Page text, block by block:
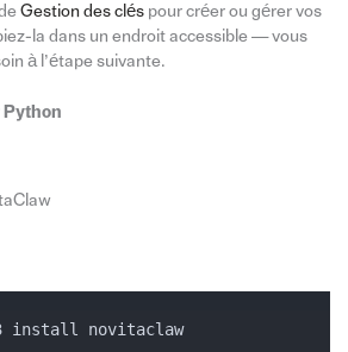
Gestion des clés pour créer ou gérer vos
la dans un endroit accessible — vous
à l’étape suivante.
install novitaclaw